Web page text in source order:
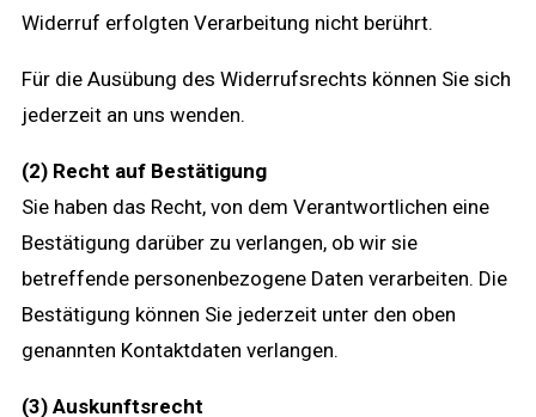
Widerruf erfolgten Verarbeitung nicht berührt.
Für die Ausübung des Widerrufsrechts können Sie sich
jederzeit an uns wenden.
(2) Recht auf Bestätigung
Sie haben das Recht, von dem Verantwortlichen eine
Bestätigung darüber zu verlangen, ob wir sie
betreffende personenbezogene Daten verarbeiten. Die
Bestätigung können Sie jederzeit unter den oben
genannten Kontaktdaten verlangen.
(3) Auskunftsrecht